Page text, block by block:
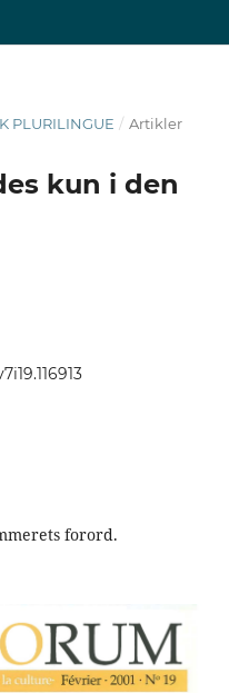
PLURILINGUE / Artikler
kun i den
forord.